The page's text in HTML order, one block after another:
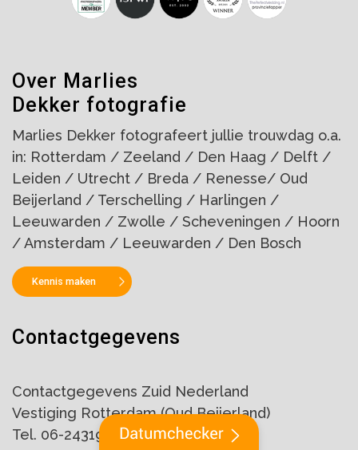
Over Marlies
Dekker fotografie
Marlies Dekker fotografeert jullie trouwdag o.a.
in: Rotterdam / Zeeland / Den Haag / Delft /
Leiden / Utrecht / Breda / Renesse/ Oud
Beijerland / Terschelling / Harlingen /
Leeuwarden / Zwolle / Scheveningen / Hoorn
/ Amsterdam / Leeuwarden / Den Bosch
Kennis maken
Contactgegevens
Contactgegevens Zuid Nederland
Vestiging Rotterdam (Oud Beijerland)
Tel. 06-24319912